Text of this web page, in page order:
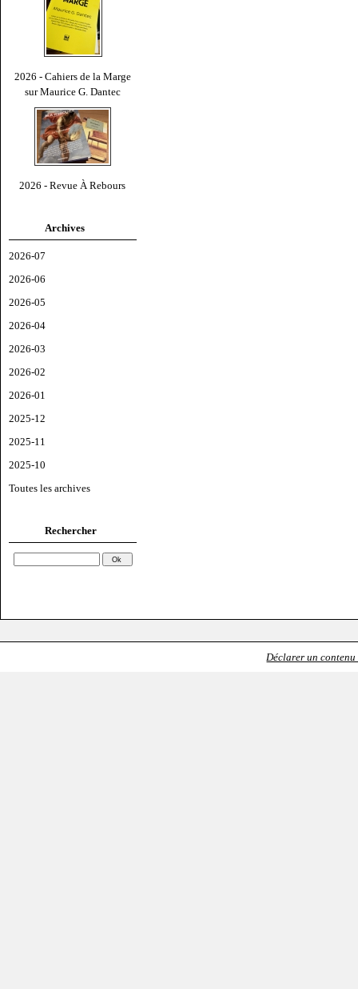
2026 - Cahiers de la Marge
sur Maurice G. Dantec
2026 - Revue À Rebours
Archives
2026-07
2026-06
2026-05
2026-04
2026-03
2026-02
2026-01
2025-12
2025-11
2025-10
Toutes les archives
Rechercher
Déclarer un